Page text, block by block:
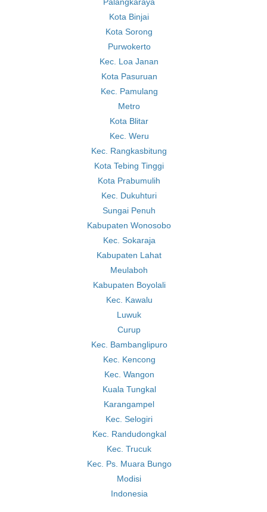
Kota Binjai
Kota Sorong
Purwokerto
Kec. Loa Janan
Kota Pasuruan
Kec. Pamulang
Metro
Kota Blitar
Kec. Weru
Kec. Rangkasbitung
Kota Tebing Tinggi
Kota Prabumulih
Kec. Dukuhturi
Sungai Penuh
Kabupaten Wonosobo
Kec. Sokaraja
Kabupaten Lahat
Meulaboh
Kabupaten Boyolali
Kec. Kawalu
Luwuk
Curup
Kec. Bambanglipuro
Kec. Kencong
Kec. Wangon
Kuala Tungkal
Karangampel
Kec. Selogiri
Kec. Randudongkal
Kec. Trucuk
Kec. Ps. Muara Bungo
Modisi
Indonesia